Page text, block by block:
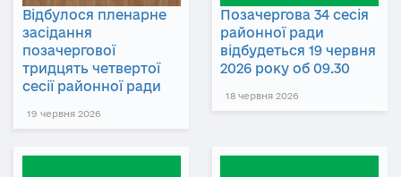
Відбулося пленарне
засідання
позачергової
тридцять четвертої
сесії районної ради
19 червня 2026
Позачергова 34 сесія
районної ради
відбудеться 19 червня
2026 року об 09.30
18 червня 2026